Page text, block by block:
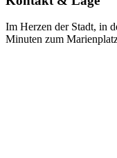
Im Herzen der Stadt, in
Minuten zum